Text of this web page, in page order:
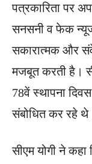
पत्रकारिता पर
सनसनी व फेक
सकारात्मक और
मजबूत करती है।
78वें स्थापना
संबोधित कर रहे
सीएम योगी ने कहा